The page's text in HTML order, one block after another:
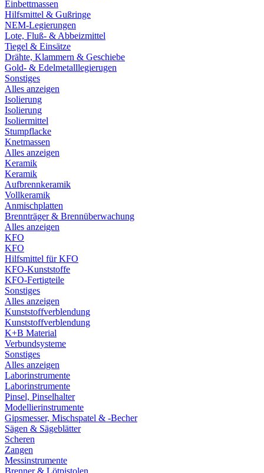
Einbettmassen
Hilfsmittel & Gußringe
NEM-Legierungen
Lote, Fluß- & Abbeizmittel
Tiegel & Einsätze
Drähte, Klammern & Geschiebe
Gold- & Edelmetalllegierugen
Sonstiges
Alles anzeigen
Isolierung
Isolierung
Isoliermittel
Stumpflacke
Knetmassen
Alles anzeigen
Keramik
Keramik
Aufbrennkeramik
Vollkeramik
Anmischplatten
Brennträger & Brennüberwachung
Alles anzeigen
KFO
KFO
Hilfsmittel für KFO
KFO-Kunststoffe
KFO-Fertigteile
Sonstiges
Alles anzeigen
Kunststoffverblendung
Kunststoffverblendung
K+B Material
Verbundsysteme
Sonstiges
Alles anzeigen
Laborinstrumente
Laborinstrumente
Pinsel, Pinselhalter
Modellierinstrumente
Gipsmesser, Mischspatel & -Becher
Sägen & Sägeblätter
Scheren
Zangen
Messinstrumente
Brenner & Lötpistolen